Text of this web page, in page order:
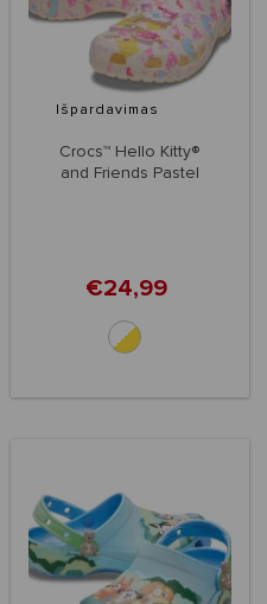
Išpardavimas
Crocs™ Hello Kitty®
and Friends Pastel
€24,99